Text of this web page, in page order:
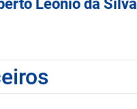
Leonio da Silva